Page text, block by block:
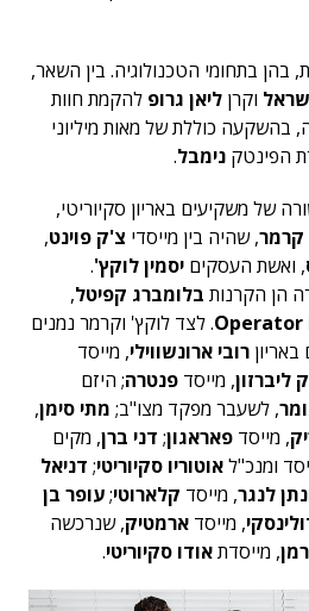
בתחומי הטכנולוגיה. בין השאר,
וקרן ליאן גרופ להקמת חוות
בהשקעה כוללת של מאות מיליוני
הפינטק נימבל.
של משקיעים באריון סקיוריטי,
, שהיה בין מייסדי צ'ק פוינט,
, ואשת העסקים יסמין לוקץ'.
הן הקרנות בלומברג קפיטל,
Operator. לצד לוקץ' וקרמר נמנים
רובי ארונשווילי, מייסד
ליברזון, מייסד פנטרה; היזם
, לשעבר מפקד מצו"ב; מתי סימן,
, מייסד פאראגון; דני ברן, מקים
ומנכ"לאוטוריו סקיוריטי; דניאל
לנגר, מייסד קלארוטי;עופר בן
, מייסד ארמטיק, שנרכשה
, מייסדתאודו סקיוריטי.